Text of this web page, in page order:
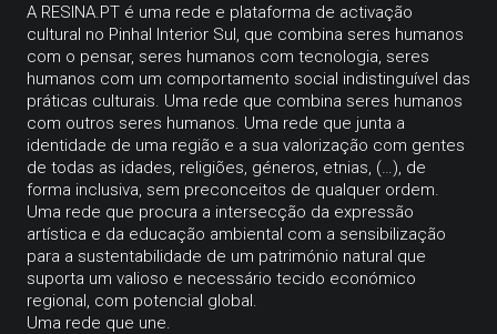
A RESINA.PT é uma rede e plataforma de activação
cultural no Pinhal Interior Sul, que combina seres humanos
com o pensar, seres humanos com tecnologia, seres
humanos com um comportamento social indistinguível das
práticas culturais. Uma rede que combina seres humanos
com outros seres humanos. Uma rede que junta a
identidade de uma região e a sua valorização com gentes
de todas as idades, religiões, géneros, etnias, (…), de
forma inclusiva, sem preconceitos de qualquer ordem.
Uma rede que procura a intersecção da expressão
artística e da educação ambiental com a sensibilização
para a sustentabilidade de um património natural que
suporta um valioso e necessário tecido económico
regional, com potencial global.
Uma rede que une.